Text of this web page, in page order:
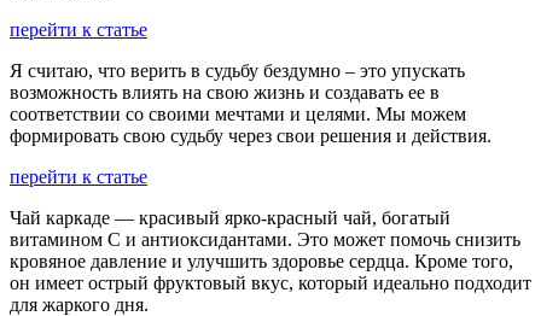
перейти к статье
Я считаю, что верить в судьбу бездумно – это упускать
возможность влиять на свою жизнь и создавать ее в
соответствии со своими мечтами и целями. Мы можем
формировать свою судьбу через свои решения и действия.
перейти к статье
Чай каркаде — красивый ярко-красный чай, богатый
витамином С и антиоксидантами. Это может помочь снизить
кровяное давление и улучшить здоровье сердца. Кроме того,
он имеет острый фруктовый вкус, который идеально подходит
для жаркого дня.